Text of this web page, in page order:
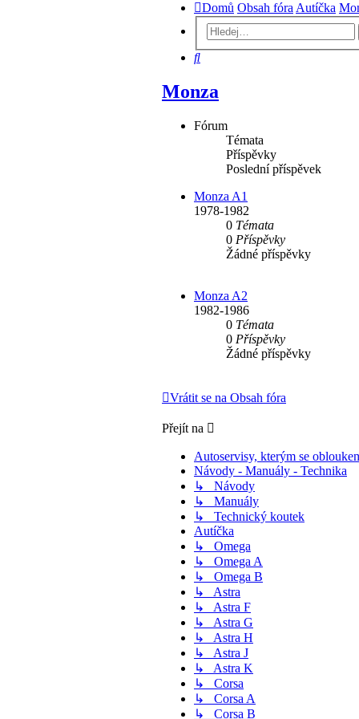
Domů Obsah fóra Autíčka
Hledat
Monza
Fórum
Témata
Příspěvky
Poslední příspěvek
Monza A1
1978-1982
0 Témata
0 Příspěvky
Žádné příspěvky
Monza A2
1982-1986
0 Témata
0 Příspěvky
Žádné příspěvky
Vrátit se na Obsah fóra
Přejít na
Autoservisy, kterým se
Návody - Manuály - Technika
↳ Návody
↳ Manuály
↳ Technický koutek
Autíčka
↳ Omega
↳ Omega A
↳ Omega B
↳ Astra
↳ Astra F
↳ Astra G
↳ Astra H
↳ Astra J
↳ Astra K
↳ Corsa
↳ Corsa A
↳ Corsa B